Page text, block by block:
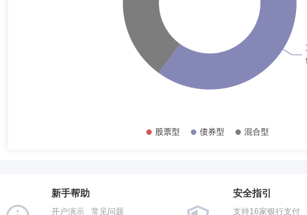
新手帮助
开户演示
常见问题
安全指引
支持16家银行支付